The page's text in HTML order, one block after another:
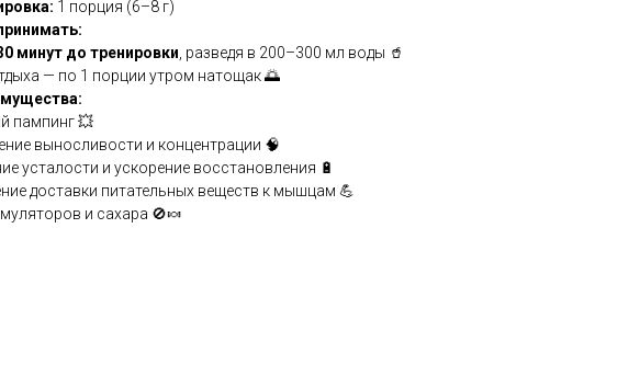
1 порция (6–8 г)
минут до тренировки, разведя в 200–300 мл воды 🥤
— по 1 порции утром натощак 🌅
пампинг 💥
выносливости и концентрации 🧠
усталости и ускорение восстановления 🔋
доставки питательных веществ к мышцам 💪
и сахара 🚫🍬